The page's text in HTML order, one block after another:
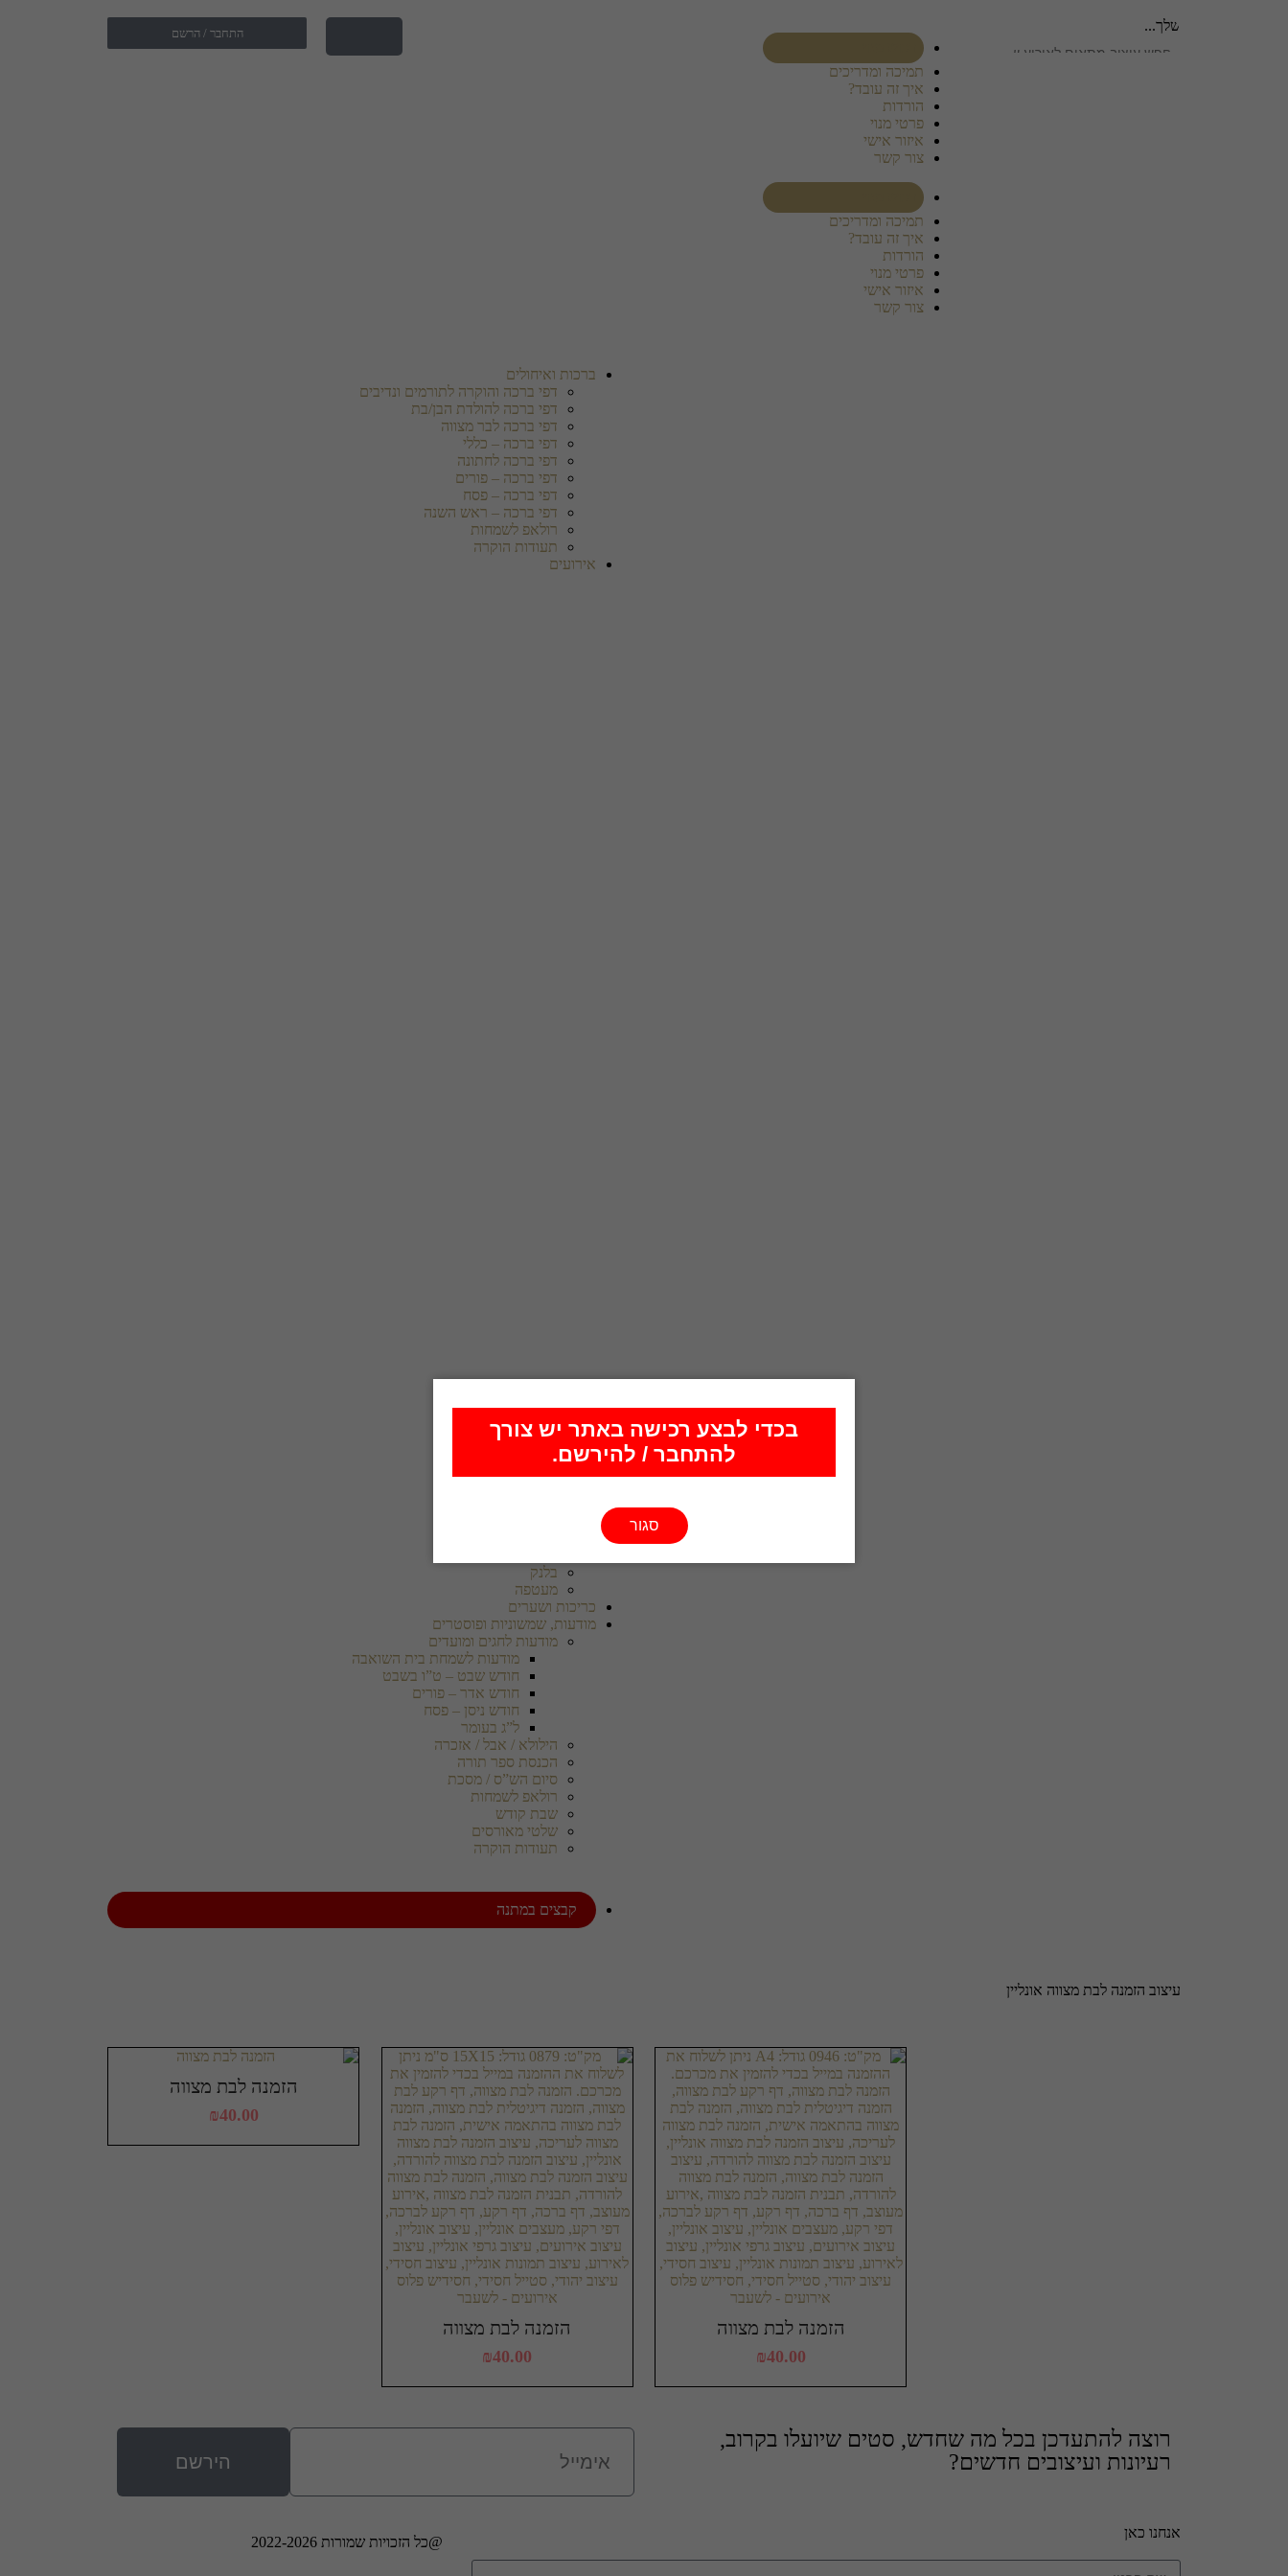
בכדי לבצע רכישה באתר יש צורך
להתחבר / להירשם.
סגור
שלך...
תמיכה ומדריכים
איך זה עובד?
הורדות
פרטי מנוי
איזור אישי
צור קשר
תמיכה ומדריכים
איך זה עובד?
הורדות
פרטי מנוי
איזור אישי
צור קשר
התחבר / הרשם
ברכות ואיחולים
דפי ברכה והוקרה לתורמים ונדיבים
דפי ברכה להולדת הבן/בת
דפי ברכה לבר מצווה
דפי ברכה – כללי
דפי ברכה לחתונה
דפי ברכה – פורים
דפי ברכה – פסח
דפי ברכה – ראש השנה
רולאפ לשמחות
תעודות הוקרה
אירועים
בלנק
מעטפה
כריכות ושערים
מודעות, שמשוניות ופוסטרים
מודעות לחגים ומועדים
מודעות לשמחת בית השואבה
חודש שבט – ט”ו בשבט
חודש אדר – פורים
חודש ניסן – פסח
ל”ג בעומר
הילולא / אבל / אזכרה
הכנסת ספר תורה
סיום הש”ס / מסכת
רולאפ לשמחות
שבת קודש
שלטי מאורסים
תעודות הוקרה
קבצים במתנה
עיצוב הזמנה לבת מצווה אונליין
הזמנה לבת מצווה
₪40.00
הזמנה לבת מצווה
₪40.00
הזמנה לבת מצווה
₪40.00
רוצה להתעדכן בכל מה שחדש, סטים שיועלו בקרוב,
רעיונות ועיצובים חדשים?
הירשם
אנחנו כאן
@כל הזכויות שמורות 2022-2026